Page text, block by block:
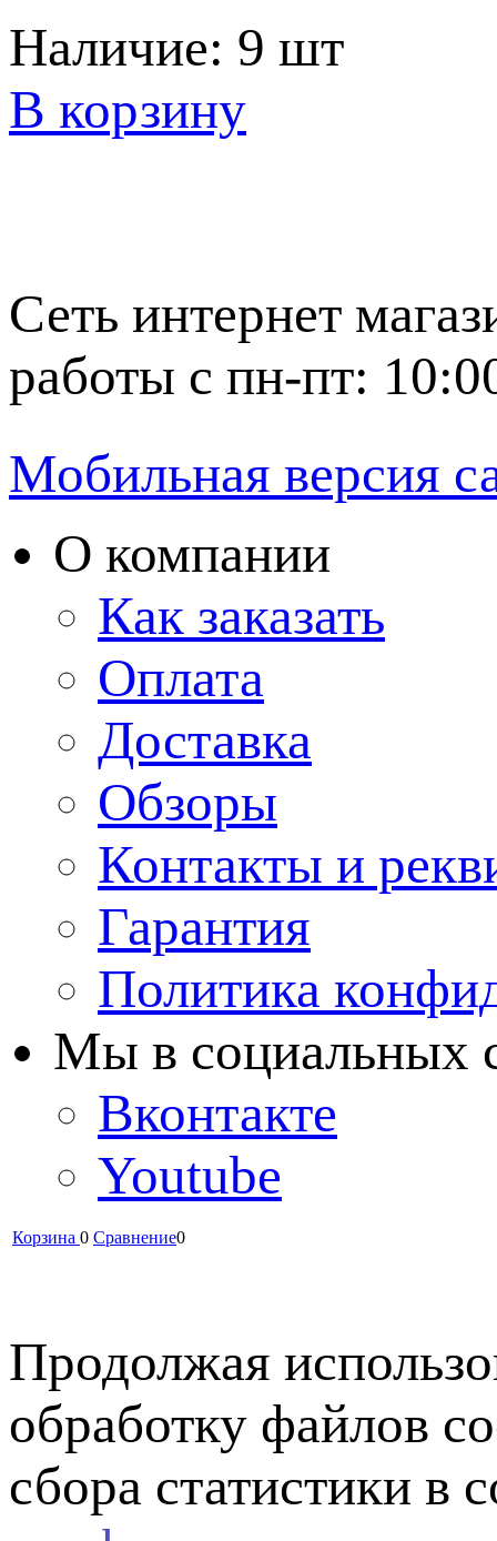
Наличие: 9 шт
В корзину
Сеть интернет
работы с пн-пт:
Мобильная версия
О компании
Как заказать
Оплата
Доставка
Обзоры
Контакты и
Гарантия
Политика
Мы в cоциальных
Вконтакте
Youtube
Корзина 0 Сравнение0
Продолжая
обработку файлов
сбора статистики в